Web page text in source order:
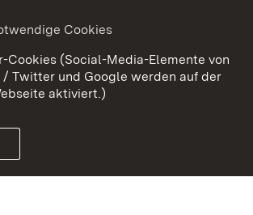
Cookies
Cookies
Cookies (Social-Media-Elemente von
/ Twitter und Google werden auf der
aktiviert.)